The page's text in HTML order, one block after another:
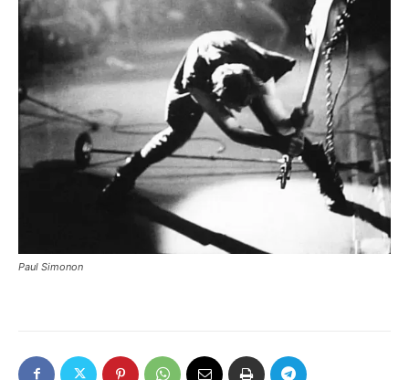
Paul Simonon